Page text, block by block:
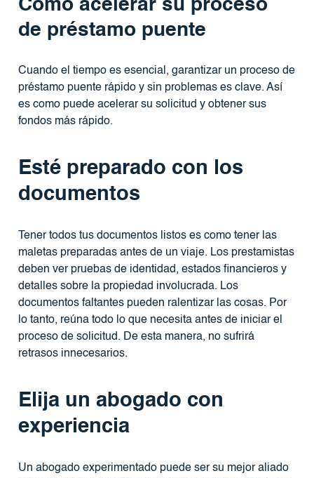
Cómo acelerar su proceso
de préstamo puente
Cuando el tiempo es esencial, garantizar un proceso de
préstamo puente rápido y sin problemas es clave. Así
es como puede acelerar su solicitud y obtener sus
fondos más rápido.
Esté preparado con los
documentos
Tener todos tus documentos listos es como tener las
maletas preparadas antes de un viaje. Los prestamistas
deben ver pruebas de identidad, estados financieros y
detalles sobre la propiedad involucrada. Los
documentos faltantes pueden ralentizar las cosas. Por
lo tanto, reúna todo lo que necesita antes de iniciar el
proceso de solicitud. De esta manera, no sufrirá
retrasos innecesarios.
Elija un abogado con
experiencia
Un abogado experimentado puede ser su mejor aliado